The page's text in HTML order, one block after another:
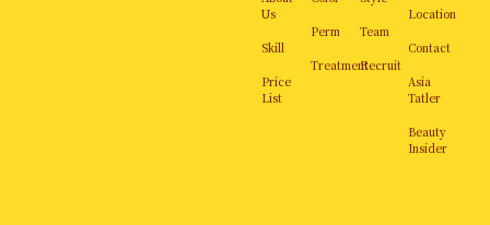
Us
Skill
Price
List
Perm
Treatment
Team
Recruit
Location
Contact
Asia
Tatler
Beauty
Insider